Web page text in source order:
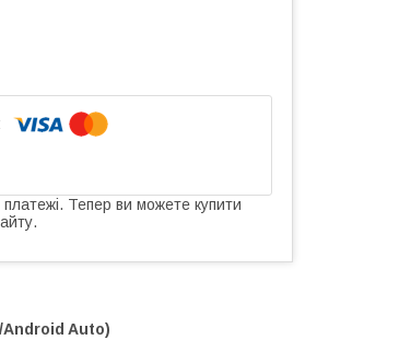
платежі. Тепер ви можете купити
Android Auto)